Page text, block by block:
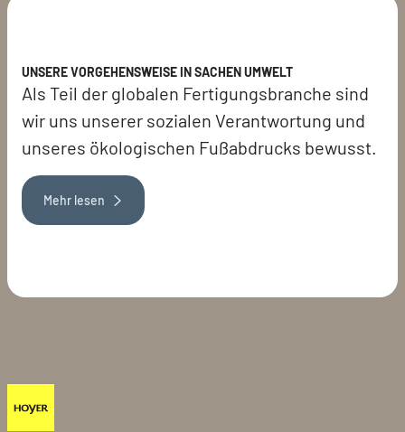
UNSERE VORGEHENSWEISE IN SACHEN UMWELT
Als Teil der globalen Fertigungsbranche sind
wir uns unserer sozialen Verantwortung und
unseres ökologischen Fußabdrucks bewusst.
Mehr lesen